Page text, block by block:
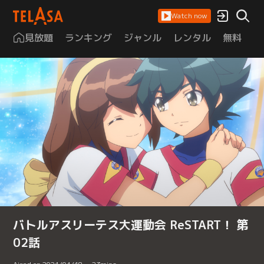
Watch now
見放題 ランキング ジャンル レンタル 無料
バトルアスリーテス大運動会 ReSTART！ 第
02話